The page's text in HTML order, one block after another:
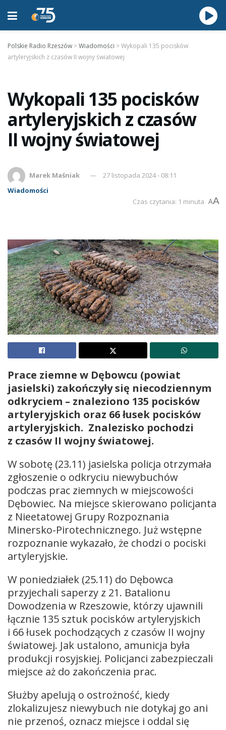
Polskie Radio Rzeszów >Wiadomości >Wykopali 135 pocisków
artyleryjskich z czasów II wojny światowej
Wykopali 135 pocisków
artyleryjskich z czasów
II wojny światowej
Marek Maśniak
27 listopada 2024 - 08:11
Wiadomości
Czas czytania: 1 minuta AA
Prace ziemne w Dębowcu (powiat
jasielski) zakończyły się niecodziennym
odkryciem – znaleziono 135 pocisków
artyleryjskich oraz 66 łusek pocisków
artyleryjskich. Znalezisko pochodzi
z czasów II wojny światowej.
W sobotę (23.11) jasielska policja otrzymała
zgłoszenie o odkryciu niewybuchów
podczas prac ziemnych w miejscowości
Dębowiec. Na miejsce skierowano policjanta
z Nieetatowej Grupy Rozpoznania
Minersko-Pirotechnicznego. Już wstępne
rozpoznanie wykazało, że chodzi o pociski
artyleryjskie.
W poniedziałek (25.11) do Dębowca
przyjechali saperzy z 21. Batalionu
Dowodzenia w Rzeszowie, którzy ujawnili
łącznie 135 sztuk pocisków artyleryjskich
i 66 łusek pochodzących z czasów II wojny
światowej. Jak ustalono, amunicja była
produkcji rosyjskiej. Policjanci zabezpieczali
miejsce aż do zakończenia prac.
Służby apelują o ostrożność, kiedy
zlokalizujesz niewybuch nie dotykaj go ani
nie przenoś, oznacz miejsce i oddal się